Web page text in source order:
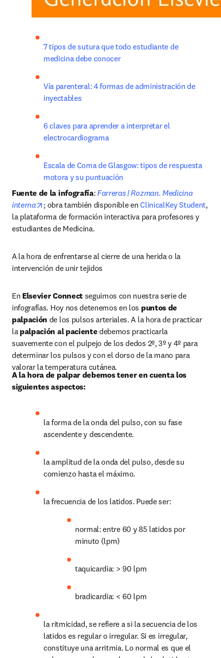
7 tipos de sutura que todo estudiante de
medicina debe conocer
Vía parenteral: 4 formas de administración de
inyectables
6 claves para aprender a interpretar el
electrocardiograma
Escala de Coma de Glasgow: tipos de respuesta
motora y su puntuación
Fuente de la infografía: Farreras | Rozman. Medicina
interna
opens in new tab/window
; obra también disponible en ClinicalKey Student,
la plataforma de formación interactiva para profesores y
estudiantes de Medicina.
A la hora de enfrentarse al cierre de una herida o la
intervención de unir tejidos
En Elsevier Connect seguimos con nuestra serie de
infografías. Hoy nos detenemos en los puntos de
palpación de los pulsos arteriales. A la hora de practicar
la palpación al paciente debemos practicarla
suavemente con el pulpejo de los dedos 2º, 3º y 4º para
determinar los pulsos y con el dorso de la mano para
valorar la temperatura cutánea.
A la hora de palpar debemos tener en cuenta los
siguientes aspectos:
la forma de la onda del pulso, con su fase
ascendente y descendente.
la amplitud de la onda del pulso, desde su
comienzo hasta el máximo.
la frecuencia de los latidos. Puede ser:
normal: entre 60 y 85 latidos por
minuto (lpm)
taquicardia: > 90 lpm
bradicardia: < 60 lpm
la ritmicidad, se refiere a si la secuencia de los
latidos es regular o irregular. Si es irregular,
constituye una arritmia. Lo normal es que el